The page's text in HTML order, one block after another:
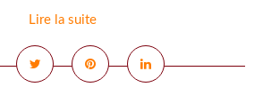
Lire la suite